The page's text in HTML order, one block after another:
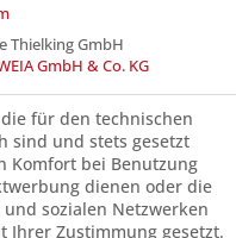
Thielking GmbH
GmbH & Co. KG
für den technischen
sind und stets gesetzt
Komfort bei Benutzung
dienen oder die
sozialen Netzwerken
Ihrer Zustimmung gesetzt.